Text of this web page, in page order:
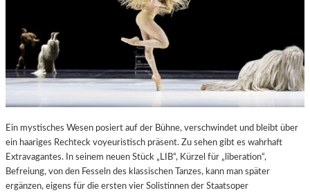
Ein mystisches Wesen posiert auf der Bühne, verschwindet und bleibt über
ein haariges Rechteck voyeuristisch präsent. Zu sehen gibt es wahrhaft
Extravagantes. In seinem neuen Stück „LIB“, Kürzel für „liberation“,
Befreiung, von den Fesseln des klassischen Tanzes, kann man später
ergänzen, eigens für die ersten vier Solistinnen der Staatsoper